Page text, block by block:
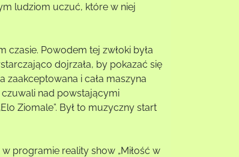
ludziom uczuć, które w niej
czasie. Powodem tej zwłoki była
dojrzała, by pokazać się
zaakceptowana i cała maszyna
czuwali nad powstającymi
Ziomale”. Był to muzyczny start
programie reality show „Miłość w